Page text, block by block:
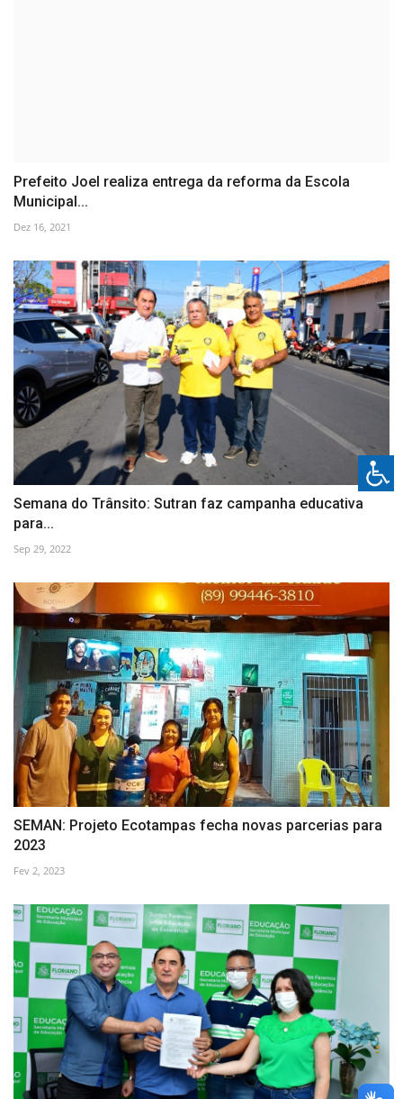
Prefeito Joel realiza entrega da reforma da Escola
Municipal...
Dez 16, 2021
Semana do Trânsito: Sutran faz campanha educativa
para...
Sep 29, 2022
SEMAN: Projeto Ecotampas fecha novas parcerias para
2023
Fev 2, 2023